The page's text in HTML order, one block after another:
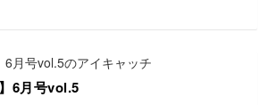
6月号vol.5